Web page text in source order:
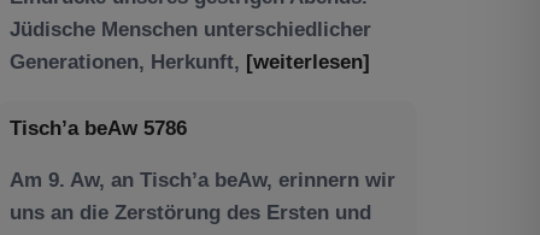
uns an die Zerstörung des Ersten und
[weiterlesen]